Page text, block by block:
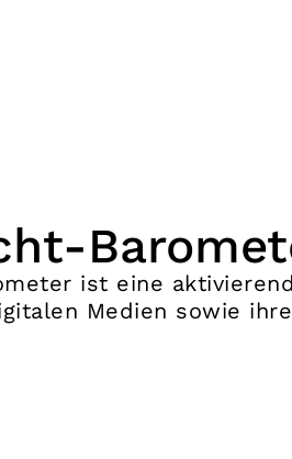
ist eine
Medien sowie